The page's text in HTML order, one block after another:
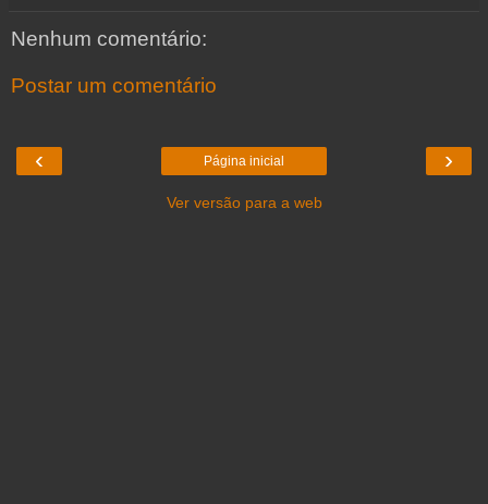
Nenhum comentário:
Postar um comentário
‹ ›
Página inicial
Ver versão para a web